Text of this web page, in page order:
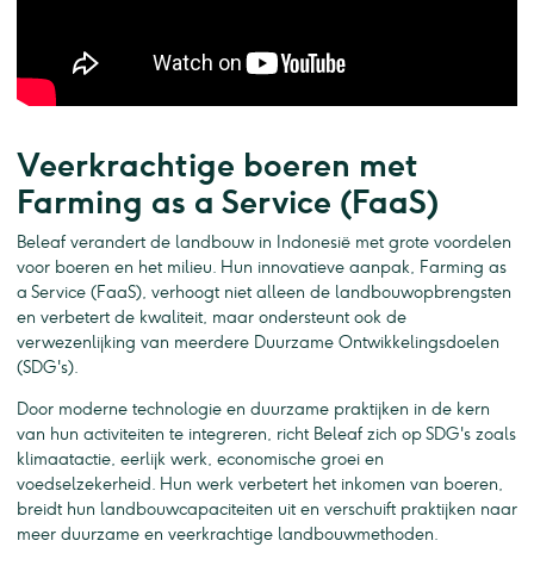
Veerkrachtige boeren met
Farming as a Service (FaaS)
Beleaf verandert de landbouw in Indonesië met grote voordelen
voor boeren en het milieu. Hun innovatieve aanpak, Farming as
a Service (FaaS), verhoogt niet alleen de landbouwopbrengsten
en verbetert de kwaliteit, maar ondersteunt ook de
verwezenlijking van meerdere Duurzame Ontwikkelingsdoelen
(SDG's).
Door moderne technologie en duurzame praktijken in de kern
van hun activiteiten te integreren, richt Beleaf zich op SDG's zoals
klimaatactie, eerlijk werk, economische groei en
voedselzekerheid. Hun werk verbetert het inkomen van boeren,
breidt hun landbouwcapaciteiten uit en verschuift praktijken naar
meer duurzame en veerkrachtige landbouwmethoden.